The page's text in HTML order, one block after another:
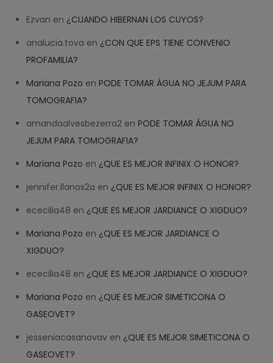
Ezvan en ¿CUANDO HIBERNAN LOS CUYOS?
analucia.tova en ¿CON QUE EPS TIENE CONVENIO
PROFAMILIA?
Mariana Pozo enPODE TOMAR ÁGUA NO JEJUM PARA
TOMOGRAFIA?
amandaalvesbezerra2 enPODE TOMAR ÁGUA NO
JEJUM PARA TOMOGRAFIA?
Mariana Pozo en ¿QUE ES MEJOR INFINIX O HONOR?
jennifer.llanos2a en ¿QUE ES MEJOR INFINIX O HONOR?
ececilia48 en ¿QUE ES MEJOR JARDIANCE O XIGDUO?
Mariana Pozo en ¿QUE ES MEJOR JARDIANCE O
XIGDUO?
ececilia48 en ¿QUE ES MEJOR JARDIANCE O XIGDUO?
Mariana Pozo en ¿QUE ES MEJOR SIMETICONA O
GASEOVET?
jesseniacasanovav en ¿QUE ES MEJOR SIMETICONA O
GASEOVET?